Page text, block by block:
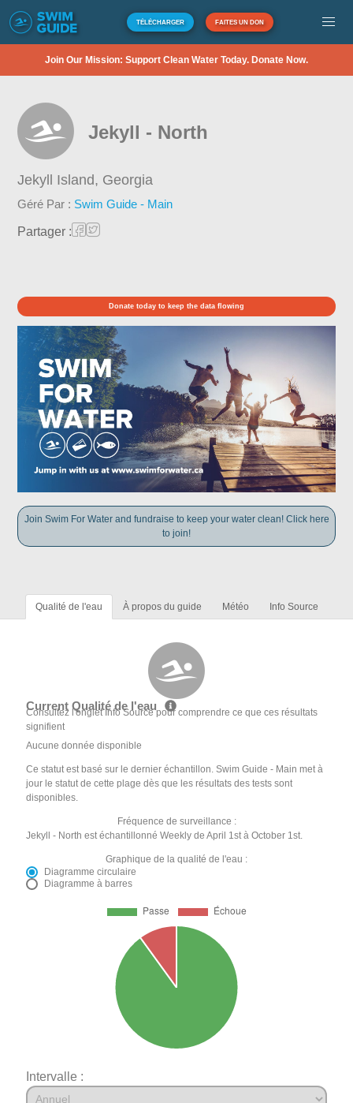
TÉLÉCHARGER FAITES UN DON
Join Our Mission: Support Clean Water Today. Donate Now.
Jekyll - North
Jekyll Island, Georgia
Géré Par : Swim Guide - Main
Partager :
Donate today to keep the data flowing
Join Swim For Water and fundraise to keep your water clean! Click here
to join!
Qualité de l'eau À propos du guide Météo Info Source
Current Qualité de l'eau
Consultez l'onglet Info Source pour comprendre ce que ces résultats
signifient
Aucune donnée disponible
Ce statut est basé sur le dernier échantillon. Swim Guide - Main met à
jour le statut de cette plage dès que les résultats des tests sont
disponibles.
Fréquence de surveillance :
Jekyll - North est échantillonné Weekly de April 1st à October 1st.
Graphique de la qualité de l'eau :
Diagramme circulaire
Diagramme à barres
Intervalle :